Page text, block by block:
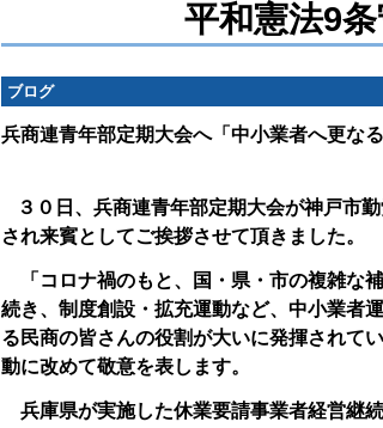
平和憲法9
ブログ
兵商連青年部定期大会へ「中小業者へ更なる
３０日、兵商連青年部定期大会が神戸市
され来賓としてご挨拶させて頂きました。
「コロナ禍のもと、国・県・市の複雑な
続き、制度創設・拡充運動など、中小業者
る民商の皆さんの役割が大いに発揮されて
動に改めて敬意を表します。
兵庫県が実施した休業要請事業者経営継